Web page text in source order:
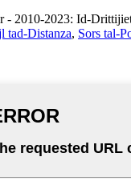
2010-2023: Id-
tad-Distanza, Sors tal-